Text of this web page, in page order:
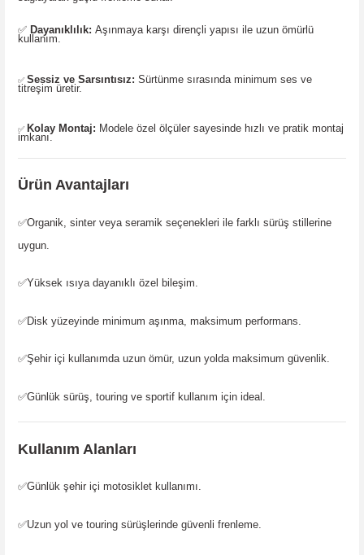
✅ Dayanıklılık: Aşınmaya karşı dirençli yapısı ile uzun ömürlü
kullanım.
✅ Sessiz ve Sarsıntısız: Sürtünme sırasında minimum ses ve
titreşim üretir.
✅ Kolay Montaj: Modele özel ölçüler sayesinde hızlı ve pratik montaj
imkanı.
Ürün Avantajları
✅Organik, sinter veya seramik seçenekleri ile farklı sürüş stillerine
uygun.
✅Yüksek ısıya dayanıklı özel bileşim.
✅Disk yüzeyinde minimum aşınma, maksimum performans.
✅Şehir içi kullanımda uzun ömür, uzun yolda maksimum güvenlik.
✅Günlük sürüş, touring ve sportif kullanım için ideal.
Kullanım Alanları
✅Günlük şehir içi motosiklet kullanımı.
✅Uzun yol ve touring sürüşlerinde güvenli frenleme.